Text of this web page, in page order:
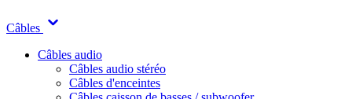
Câbles
Câbles audio
Câbles audio stéréo
Câbles d'enceintes